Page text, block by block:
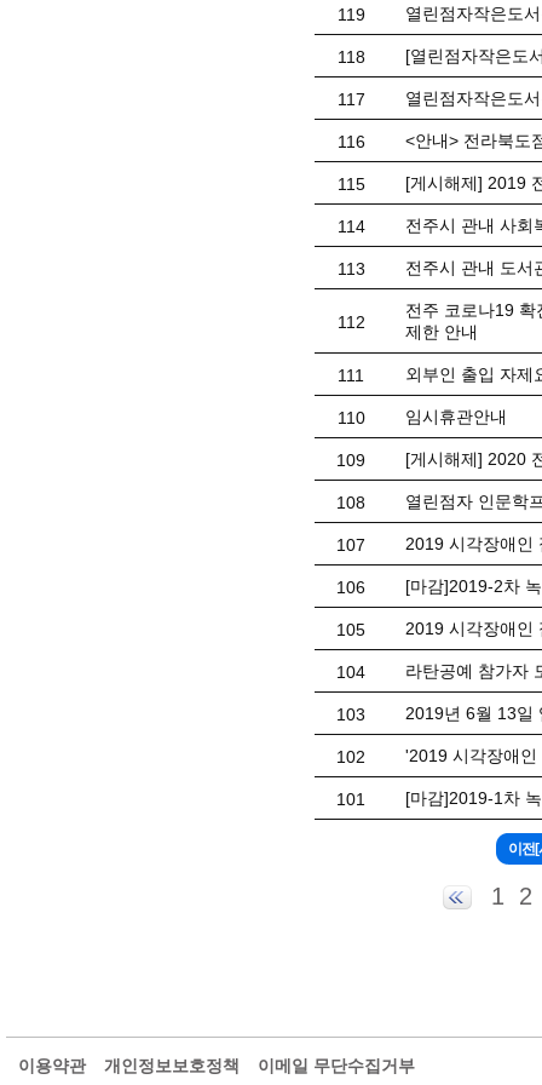
119 열린점자작은도
118 [열린점자작은도
117 열린점자작은도
116 <안내> 전라북도
115 [게시해제] 2019
114 전주시 관내 사회
113 전주시 관내 도서
112
전주 코로나19
제한 안내
111 외부인 출입 자제
110 임시휴관안내
109 [게시해제] 2020
108 열린점자 인문학
107 2019 시각장애인
106 [마감]2019-2차
105 2019 시각장애인
104 라탄공예 참가자
103 2019년 6월 13일
102 '2019 시각장애
101 [마감]2019-1차
1 2
이용약관 개인정보보호정책 이메일 무단수집거부